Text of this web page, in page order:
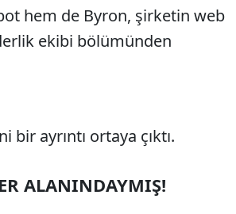
hem de Byron, şirketin web
ekibi bölümünden
bir ayrıntı ortaya çıktı.
ALANINDAYMIŞ!